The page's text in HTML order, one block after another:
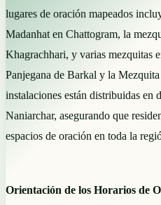
lugares de oración mapeados
Madanhat en Chattogram, la
Khagrachhari, y varias mezquitas
Panjegana de Barkal y la
instalaciones están distribuidas
Naniarchar, asegurando que
espacios de oración en toda la
Orientación de los Horarios de